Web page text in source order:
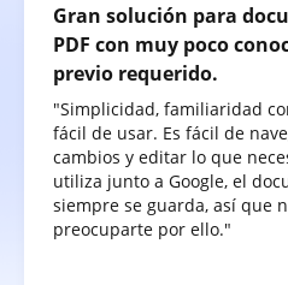
Gran solución para
PDF con muy poco
previo requerido.
"Simplicidad, familiaridad
fácil de usar. Es fácil de
cambios y editar lo que
utiliza junto a Google, el
siempre se guarda, así que
preocuparte por ello."